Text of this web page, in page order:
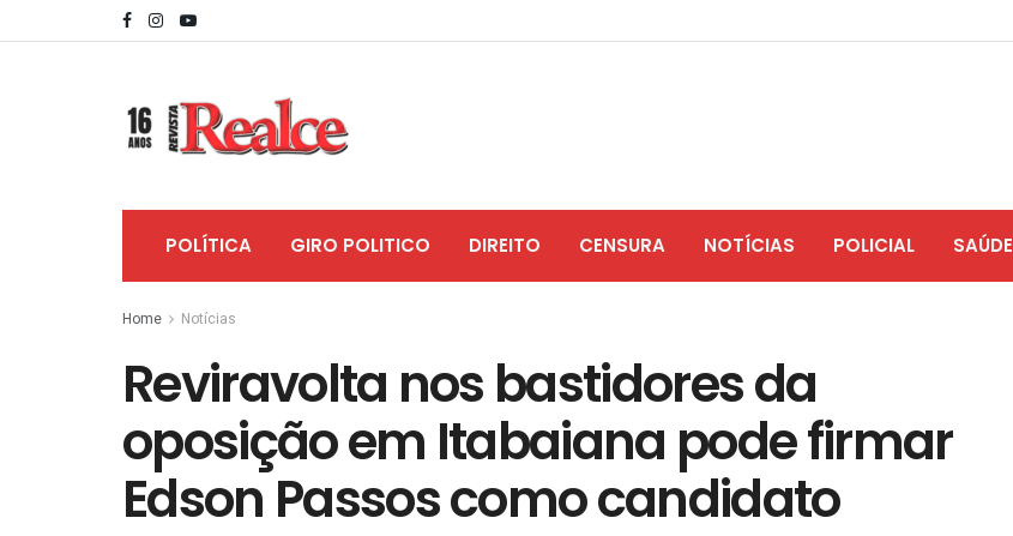
POLÍTICA GIRO POLITICO DIREITO CENSURA NOTÍCIAS POLICIAL SAÚDE
Home Notícias
Reviravolta nos bastidores da
oposição em Itabaiana pode firmar
Edson Passos como candidato